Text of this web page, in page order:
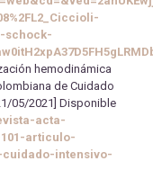
schock-
hemodinámica
de Cuidado
05/2021] Disponible
acta-
articulo-
intensivo-